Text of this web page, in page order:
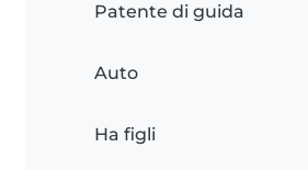
Patente di guida
Auto
Ha figli